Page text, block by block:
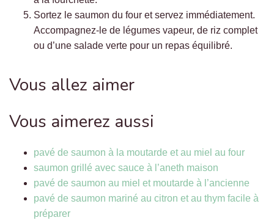
Sortez le saumon du four et servez immédiatement.
Accompagnez-le de légumes vapeur, de riz complet
ou d’une salade verte pour un repas équilibré.
Vous allez aimer
Vous aimerez aussi
pavé de saumon à la moutarde et au miel au four
saumon grillé avec sauce à l’aneth maison
pavé de saumon au miel et moutarde à l’ancienne
pavé de saumon mariné au citron et au thym facile à
préparer